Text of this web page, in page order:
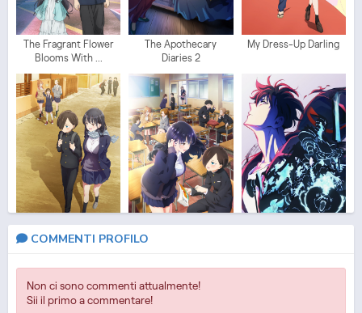
The Fragrant Flower
Blooms With ...
The Apothecary
Diaries 2
My Dress-Up Darling
The Dangers in My
The Dangers in My
COMMENTI PROFILO
Non ci sono commenti attualmente!
Sii il primo a commentare!